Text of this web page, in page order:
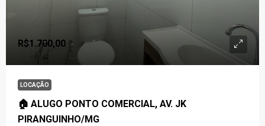
R$1.700,00
LOCAÇÃO
🏠 ALUGO PONTO COMERCIAL, AV. JK
PIRANGUINHO/MG